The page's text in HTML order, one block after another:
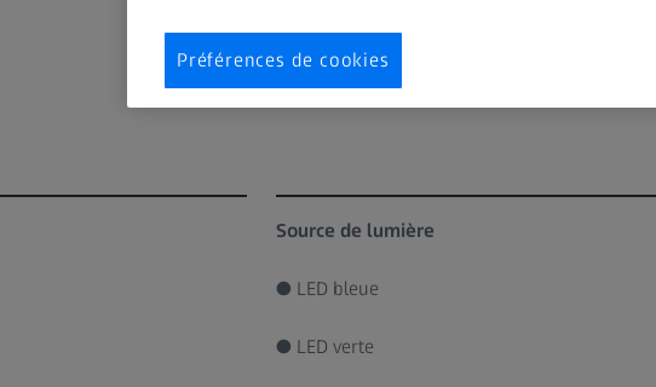
Caractéristiques
Source de lumière
● LED bleue
● LED verte
Préférences de cookies